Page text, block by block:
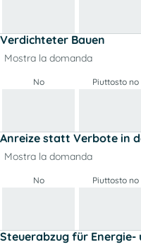
Verdichteter Bauen
Mostra la domanda
No Piuttosto no
Anreize statt Verbote in
Mostra la domanda
No Piuttosto no
Steuerabzug für Energie-